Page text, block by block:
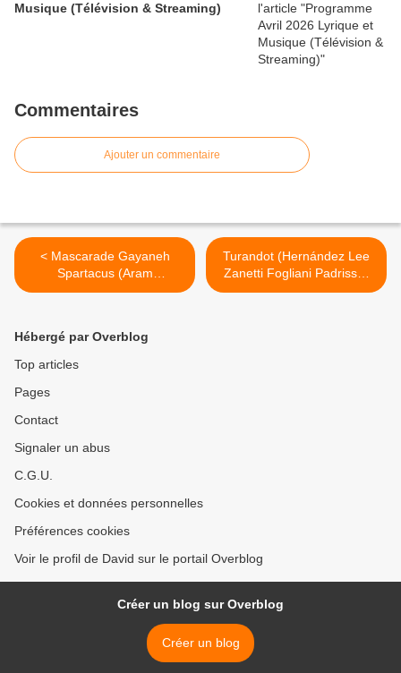
Musique (Télévision & Streaming)
Commentaires
Ajouter un commentaire
< Mascarade Gayaneh
Spartacus (Aram
Khatchatourian) Cité de la
Turandot (Hernández Lee
Zanetti Fogliani Padrissa)
Munich >
Hébergé par Overblog
Top articles
Pages
Contact
Signaler un abus
C.G.U.
Cookies et données personnelles
Préférences cookies
Voir le profil de David sur le portail Overblog
Créer un blog sur Overblog
Créer un blog